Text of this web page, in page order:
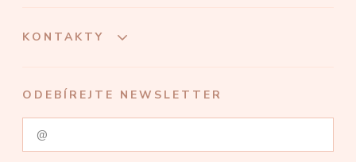
KONTAKTY
ODEBÍREJTE NEWSLETTER